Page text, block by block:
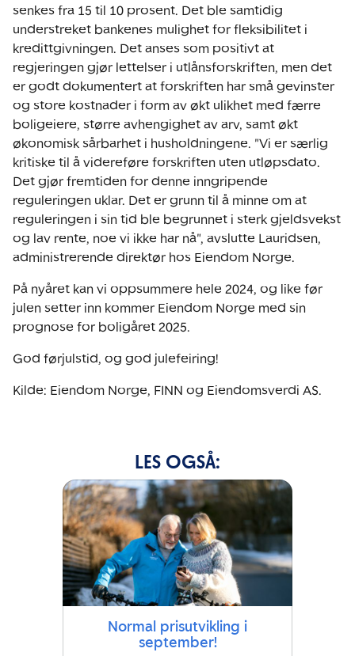
senkes fra 15 til 10 prosent. Det ble samtidig
understreket bankenes mulighet for fleksibilitet i
kredittgivningen. Det anses som positivt at
regjeringen gjør lettelser i utlånsforskriften, men det
er godt dokumentert at forskriften har små gevinster
og store kostnader i form av økt ulikhet med færre
boligeiere, større avhengighet av arv, samt økt
økonomisk sårbarhet i husholdningene. "Vi er særlig
kritiske til å videreføre forskriften uten utløpsdato.
Det gjør fremtiden for denne inngripende
reguleringen uklar. Det er grunn til å minne om at
reguleringen i sin tid ble begrunnet i sterk gjeldsvekst
og lav rente, noe vi ikke har nå", avslutte Lauridsen,
administrerende direktør hos Eiendom Norge.
På nyåret kan vi oppsummere hele 2024, og like før
julen setter inn kommer Eiendom Norge med sin
prognose for boligåret 2025.
God førjulstid, og god julefeiring!
Kilde: Eiendom Norge, FINN og Eiendomsverdi AS.
LES OGSÅ:
Normal prisutvikling i
september!